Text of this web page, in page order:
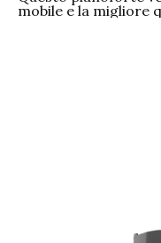
mobile e la migliore